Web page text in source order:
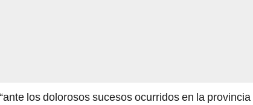
de Puno garantizará la atención con féretros